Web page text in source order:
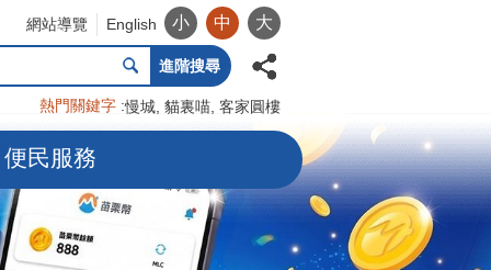
網站導覽 English 小 中 大
進階搜尋
熱門關鍵字 慢城 貓裏喵 客家圓樓
便民服務